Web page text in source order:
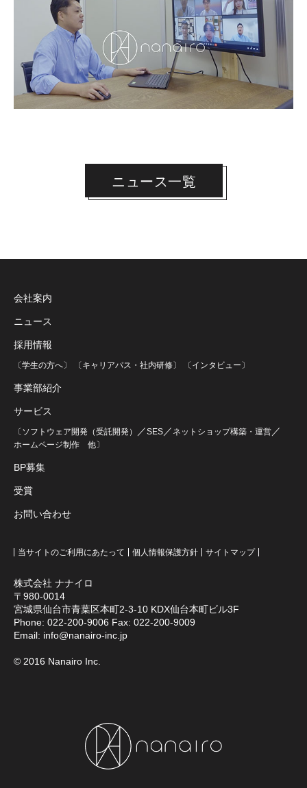
ニュース一覧
株式会社 ナナイロ
〒980-0014
宮城県仙台市青葉区本町2-3-10 KDX仙台本町ビル3F
Phone: 022-200-9006 Fax: 022-200-9009
Email: info@nanairo-inc.jp
© 2016 Nanairo Inc.
会社案内
ニュース
採用情報
〔学生の方へ〕 〔キャリアパス・社内研修〕 〔インタビュー〕
事業部紹介
サービス
〔ソフトウェア開発（受託開発） ／SES ／ ネットショップ構築・運営 ／
ホームページ制作 他〕
BP募集
受賞
お問い合わせ
当サイトのご利用にあたって 個人情報保護方針 サイトマップ